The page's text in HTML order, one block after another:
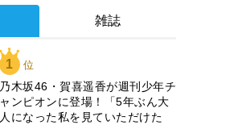
雑誌
1 位
乃木坂46・賀喜遥香が週刊少年チ
ャンピオンに登場！「5年ぶん大
人になった私を見ていただけた